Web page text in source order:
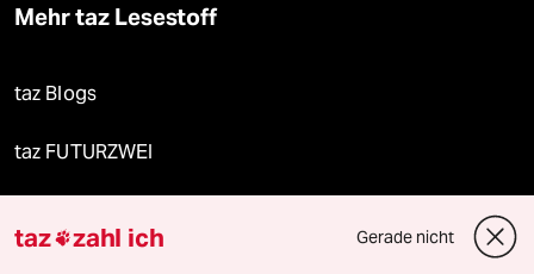
Mehr taz Lesestoff
taz Blogs
taz FUTURZWEI
taz zahl ich Gerade nicht